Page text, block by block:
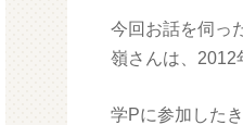
今回お話を伺っ
嶺さんは、2012
学Pに参加した